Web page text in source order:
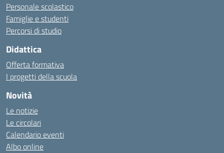
Personale scolastico
Famiglie e studenti
Percorsi di studio
Didattica
Offerta formativa
I progetti della scuola
Novità
Le notizie
Le circolari
Calendario eventi
Albo online